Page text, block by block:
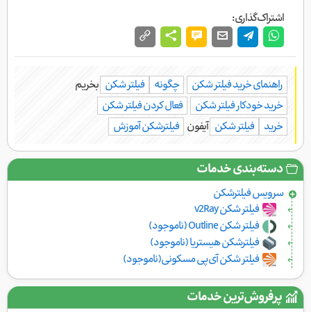
اشتراک‌گذاری:
راهنمای خرید فیلتر شکن چگونه فیلتر شکن بخریم
خرید خودکار فیلتر شکن
فعال کردن فیلتر شکن
خرید
فیلتر شکن آیفون فیلتر‌شکن آموزش
دسته‌بندی خدمات
سرویس فیلتر‌شکن
فیلتر شکن v2Ray
فیلتر شکن Outline (ناموجود)
فیلترشکن هیستریا (ناموجود)
فیلتر شکن آی‌پی مسکونی(ناموجود)
پرفروش‌ترین خدمات